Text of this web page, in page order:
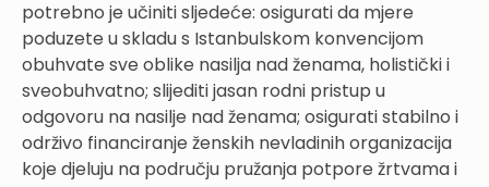
potrebno je učiniti sljedeće: osigurati da mjere
poduzete u skladu s Istanbulskom konvencijom
obuhvate sve oblike nasilja nad ženama, holistički i
sveobuhvatno; slijediti jasan rodni pristup u
odgovoru na nasilje nad ženama; osigurati stabilno i
održivo financiranje ženskih nevladinih organizacija
koje djeluju na području pružanja potpore žrtvama i